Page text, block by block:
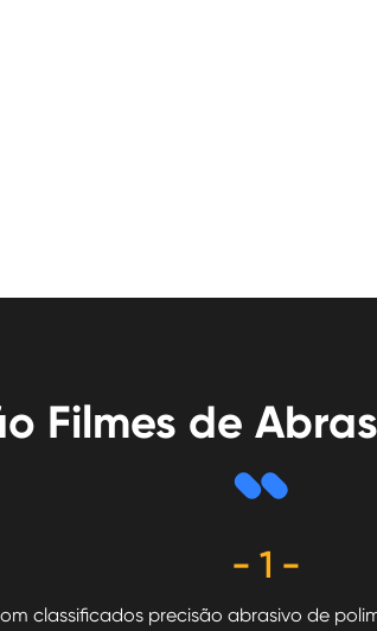
Filmes de
- 1 -
classificados precisão abrasivo de